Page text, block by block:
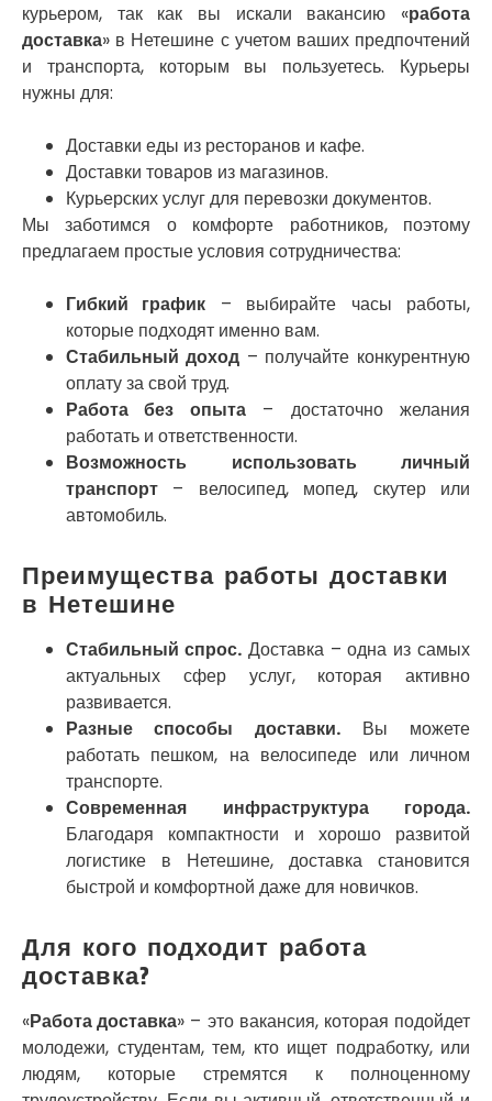
курьером, так как вы искали вакансию «работа
доставка» в Нетешине с учетом ваших предпочтений
и транспорта, которым вы пользуетесь. Курьеры
нужны для:
Доставки еды из ресторанов и кафе.
Доставки товаров из магазинов.
Курьерских услуг для перевозки документов.
Мы заботимся о комфорте работников, поэтому
предлагаем простые условия сотрудничества:
Гибкий график – выбирайте часы работы,
которые подходят именно вам.
Стабильный доход– получайте конкурентную
оплату за свой труд.
Работа без опыта– достаточно желания
работать и ответственности.
Возможность использовать личный
транспорт – велосипед, мопед, скутер или
автомобиль.
Преимущества работы доставки
в Нетешине
Стабильный спрос.Доставка – одна из самых
актуальных сфер услуг, которая активно
развивается.
Разные способы доставки.Вы можете
работать пешком, на велосипеде или личном
транспорте.
Современная инфраструктура города.
Благодаря компактности и хорошо развитой
логистике в Нетешине, доставка становится
быстрой и комфортной даже для новичков.
Для кого подходит работа
доставка?
«Работа доставка» – это вакансия, которая подойдет
молодежи, студентам, тем, кто ищет подработку, или
людям, которые стремятся к полноценному
Никитинцы
Николаев
Никополь
Новоалександровка
Новоселки
Нововолынск
Обухов
Обуховка
Одесса
Острог
Павлоград
Переяслав
Первомайск
Песочин
Петриков
Петропавловская Борщаговка
Подгородное
Погребы
Покров
Полтава
Путивль
Пятихатки
Рени
Решетиловка
Ромны
Ровно
Рудное
Самбор
Счастливое
Шепетовка
Шостка
Шпола
Синельниково
Славутич
Слобожанское
Софиевская Борщаговка
Сокольники
Солоницевка